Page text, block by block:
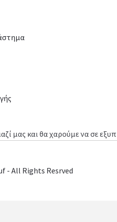
μας και θα χαρούμε να σε
- All Rights Resrved